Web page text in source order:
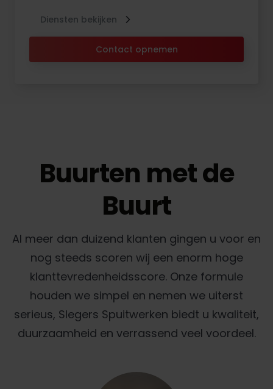
Contact opnemen
Diensten bekijken
Buurten met de
Buurt
Al meer dan duizend klanten gingen u voor en
nog steeds scoren wij een enorm hoge
klanttevredenheidsscore. Onze formule
houden we simpel en nemen we uiterst
serieus, Slegers Spuitwerken biedt u kwaliteit,
duurzaamheid en verrassend veel voordeel.